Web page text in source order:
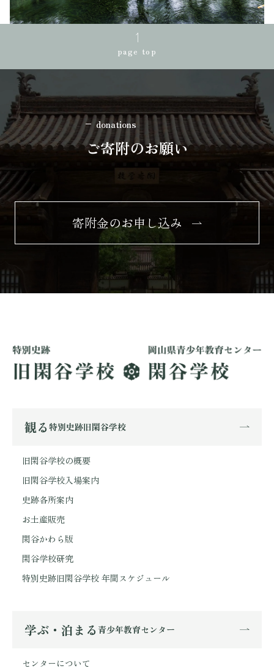
page top
donations
ご寄附のお願い
寄附金のお申し込み
観る 特別史跡旧閑谷学校
旧閑谷学校の概要
旧閑谷学校入場案内
史跡各所案内
お土産販売
閑谷かわら版
閑谷学校研究
特別史跡旧閑谷学校 年間スケジュール
学ぶ・泊まる 青少年教育センター
センターについて